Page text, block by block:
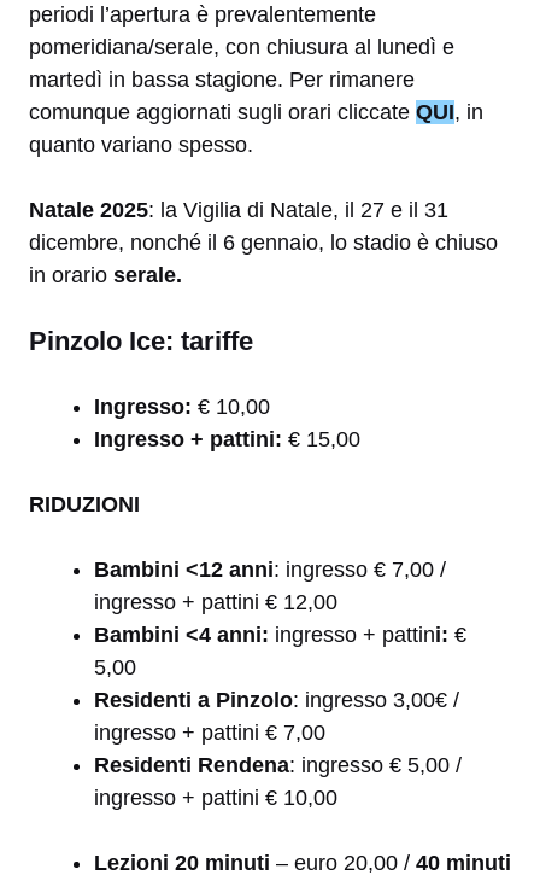
periodi l’apertura è prevalentemente
pomeridiana/serale, con chiusura al lunedì e
martedì in bassa stagione. Per rimanere
comunque aggiornati sugli orari cliccate QUI, in
quanto variano spesso.
Natale 2025: la Vigilia di Natale, il 27 e il 31
dicembre, nonché il 6 gennaio, lo stadio è chiuso
in orario serale.
Pinzolo Ice: tariffe
Ingresso: € 10,00
Ingresso + pattini: € 15,00
RIDUZIONI
Bambini <12 anni: ingresso € 7,00 /
ingresso + pattini € 12,00
Bambini <4 anni: ingresso + pattini: €
5,00
Residenti a Pinzolo: ingresso 3,00€ /
ingresso + pattini € 7,00
Residenti Rendena: ingresso € 5,00 /
ingresso + pattini € 10,00
Lezioni 20 minuti – euro 20,00 / 40 minuti